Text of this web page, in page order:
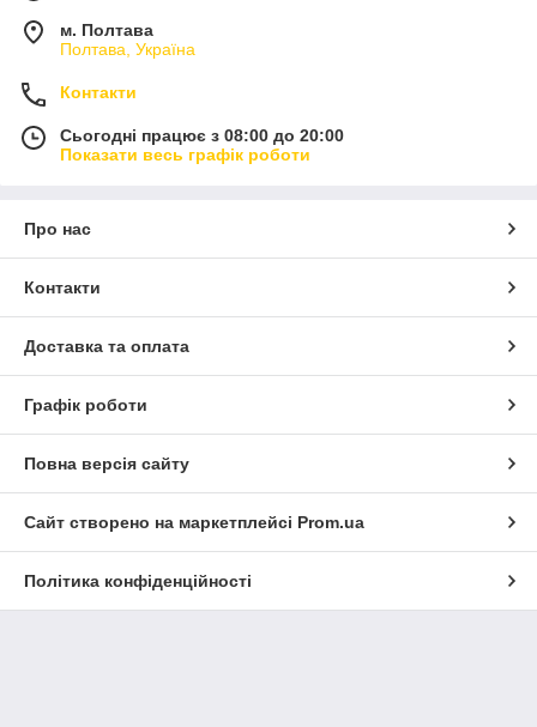
м. Полтава
Полтава, Україна
Контакти
Сьогодні працює з 08:00 до 20:00
Показати весь графік роботи
Про нас
Контакти
Доставка та оплата
Графік роботи
Повна версія сайту
Сайт створено на маркетплейсі Prom.ua
Політика конфіденційності